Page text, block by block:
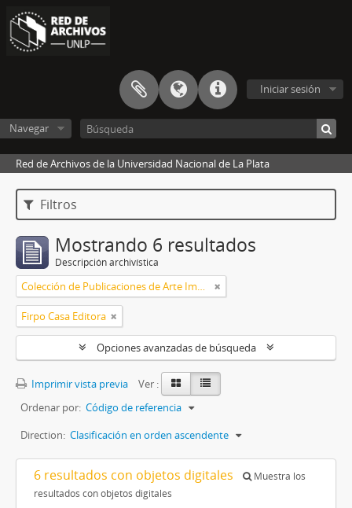
Iniciar sesión
Navegar
Red de Archivos de la Universidad Nacional de La Plata
Filtros
Mostrando 6 resultados
Descripción archivística
Colección de Publicaciones de Arte Impreso
Firpo Casa Editora
Opciones avanzadas de búsqueda
Imprimir vista previa
Ver :
Ordenar por: Código de referencia
Direction: Clasificación en orden ascendente
6 resultados con objetos digitales
Muestra los
resultados con objetos digitales